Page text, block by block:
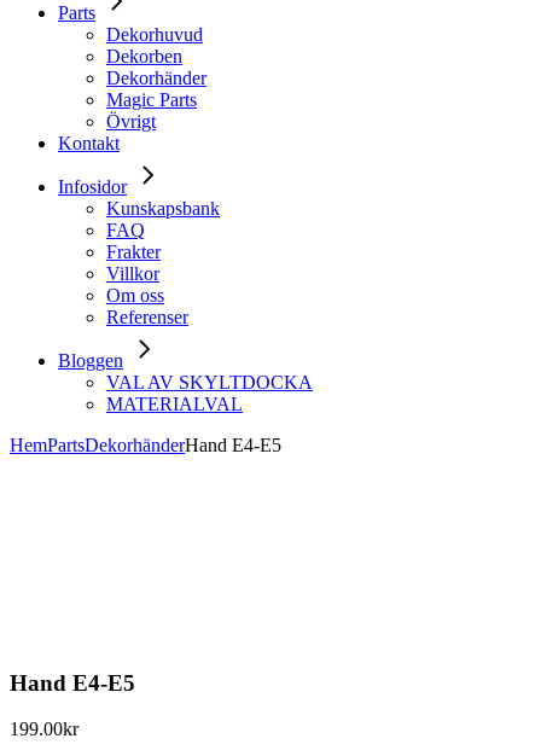
Parts
Dekorhuvud
Dekorben
Dekorhänder
Magic Parts
Övrigt
Kontakt
Infosidor
Kunskapsbank
FAQ
Frakter
Villkor
Om oss
Referenser
Bloggen
VAL AV SKYLTDOCKA
MATERIALVAL
HemPartsDekorhänderHand E4-E5
Hand E4-E5
199.00kr